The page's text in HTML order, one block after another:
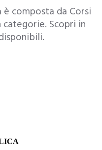
composta da Corsi
Scopri in